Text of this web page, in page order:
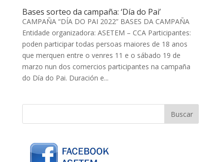
Bases sorteo da campaña: ‘Día do Pai’
CAMPAÑA “DÍA DO PAI 2022” BASES DA CAMPAÑA
Entidade organizadora: ASETEM – CCA Participantes:
poden participar todas persoas maiores de 18 anos
que merquen entre o venres 11 e o sábado 19 de
marzo nun dos comercios participantes na campaña
do Día do Pai. Duración e...